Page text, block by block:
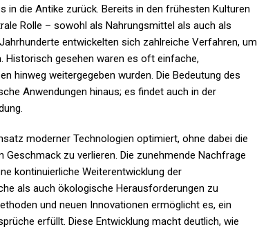
in die Antike zurück. Bereits in den frühesten Kulturen
Rolle – sowohl als Nahrungsmittel als auch als
entwickelten sich zahlreiche Verfahren, um
Historisch gesehen waren es oft einfache,
hinweg weitergegeben wurden. Die Bedeutung des
Anwendungen hinaus; es findet auch in der
moderner Technologien optimiert, ohne dabei die
zu verlieren. Die zunehmende Nachfrage
kontinuierliche Weiterentwicklung der
als auch ökologische Herausforderungen zu
und neuen Innovationen ermöglicht es, ein
erfüllt. Diese Entwicklung macht deutlich, wie